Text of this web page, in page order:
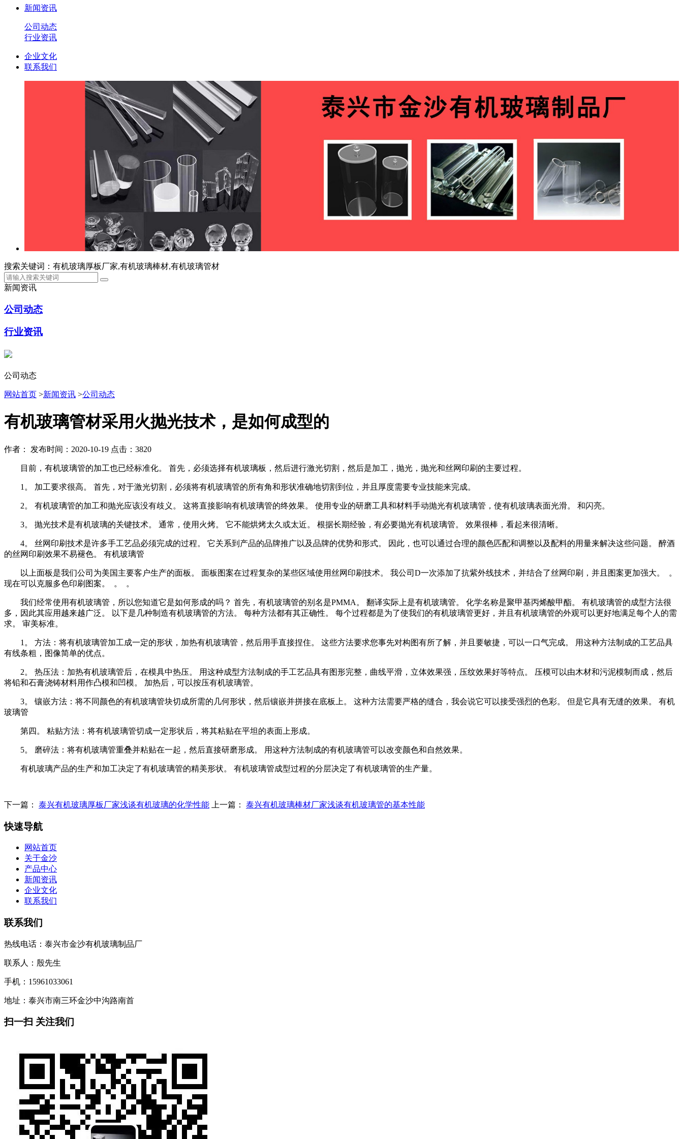
新闻资讯
公司动态
行业资讯
企业文化
联系我们
搜索关键词：有机玻璃厚板厂家,有机玻璃棒材,有机玻璃管材
新闻资讯
公司动态
行业资讯
公司动态
网站首页 >新闻资讯 >公司动态
有机玻璃管材采用火抛光技术，是如何成型的
作者： 发布时间：2020-10-19 点击：3820
目前，有机玻璃管的加工也已经标准化。 首先，必须选择有机玻璃板，然后进行激光切割，然后是加工，抛光，抛光和丝网印刷的主要过程。
1。 加工要求很高。 首先，对于激光切割，必须将有机玻璃管的所有角和形状准确地切割到位，并且厚度需要专业技能来完成。
2。 有机玻璃管的加工和抛光应该没有歧义。 这将直接影响有机玻璃管的终效果。 使用专业的研磨工具和材料手动抛光有机玻璃管，使有机玻璃表面光滑。 和闪亮。
3。 抛光技术是有机玻璃的关键技术。 通常，使用火烤。 它不能烘烤太久或太近。 根据长期经验，有必要抛光有机玻璃管。 效果很棒，看起来很清晰。
4。 丝网印刷技术是许多手工艺品必须完成的过程。 它关系到产品的品牌推广以及品牌的优势和形式。 因此，也可以通过合理的颜色匹配和调整以及配料的用量来解决这些问题。 醉酒
的丝网印刷效果不易褪色。 有机玻璃管
以上面板是我们公司为美国主要客户生产的面板。 面板图案在过程复杂的某些区域使用丝网印刷技术。 我公司D一次添加了抗紫外线技术，并结合了丝网印刷，并且图案更加强大。 。
现在可以克服多色印刷图案。 。 。
我们经常使用有机玻璃管，所以您知道它是如何形成的吗？ 首先，有机玻璃管的别名是PMMA。 翻译实际上是有机玻璃管。 化学名称是聚甲基丙烯酸甲酯。 有机玻璃管的成型方法很
多，因此其应用越来越广泛。 以下是几种制造有机玻璃管的方法。 每种方法都有其正确性。 每个过程都是为了使我们的有机玻璃管更好，并且有机玻璃管的外观可以更好地满足每个人的需
求。 审美标准。
1。 方法：将有机玻璃管加工成一定的形状，加热有机玻璃管，然后用手直接捏住。 这些方法要求您事先对构图有所了解，并且要敏捷，可以一口气完成。 用这种方法制成的工艺品具
有线条粗，图像简单的优点。
2。 热压法：加热有机玻璃管后，在模具中热压。 用这种成型方法制成的手工艺品具有图形完整，曲线平滑，立体效果强，压纹效果好等特点。 压模可以由木材和污泥模制而成，然后
将铅和石膏浇铸材料用作凸模和凹模。 加热后，可以按压有机玻璃管。
3。 镶嵌方法：将不同颜色的有机玻璃管块切成所需的几何形状，然后镶嵌并拼接在底板上。 这种方法需要严格的缝合，我会说它可以接受强烈的色彩。 但是它具有无缝的效果。 有机
玻璃管
第四。 粘贴方法：将有机玻璃管切成一定形状后，将其粘贴在平坦的表面上形成。
5。 磨碎法：将有机玻璃管重叠并粘贴在一起，然后直接研磨形成。 用这种方法制成的有机玻璃管可以改变颜色和自然效果。
有机玻璃产品的生产和加工决定了有机玻璃管的精美形状。 有机玻璃管成型过程的分层决定了有机玻璃管的生产量。
下一篇： 泰兴有机玻璃厚板厂家浅谈有机玻璃的化学性能 上一篇： 泰兴有机玻璃棒材厂家浅谈有机玻璃管的基本性能
快速导航
网站首页
关于金沙
产品中心
新闻资讯
企业文化
联系我们
联系我们
热线电话：泰兴市金沙有机玻璃制品厂
联系人：殷先生
手机：15961033061
地址：泰兴市南三环金沙中沟路南首
扫一扫 关注我们